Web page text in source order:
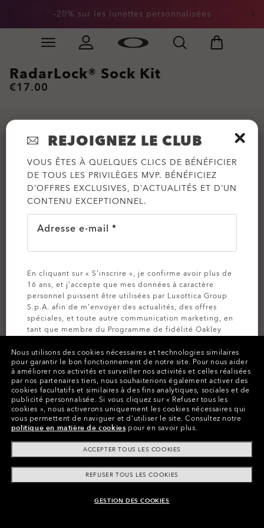
Skip to
-20% sur les lunettes personnalisées
-20 % sur les verres de rechange à l’achat d’une
paire de lunettes de soleil
Slide 1 of 2. -20% sur les lunettes personnalisées
AJOUTER AU PANIER
RadarLock® Sock Kit
€17.00
Couleurs (8) Orange
Payer par tranche
Nous utilisons des cookies nécessaires et technologies similaires
pour garantir le bon fonctionnement de notre site. Pour nous aider
à améliorer nos activités et surveiller nos activités et celles réalisées
par nos partenaires tiers, nous souhaiterions également activer des
cookies facultatifs et similaires à des fins analytiques, sociales et de
publicité personnalisée. Si vous cliquez sur « Refuser tous les
cookies », nous activerons uniquement les cookies nécessaires qui
vous permettent de naviguer et d'utiliser le site. Consultez notre
politique en matière de cookies pour en savoir plus.
ACCEPTER TOUS LES COOKIES
REFUSER TOUS LES COOKIES
GESTION DES COOKIES
REJOIGNEZ LE CLUB
VOUS ÊTES À QUELQUES CLICS DE BÉNÉFICIER
DE TOUS LES PRIVILÈGES MVP. BÉNÉFICIEZ
D’OFFRES EXCLUSIVES, D’ACTUALITÉS ET D’UN
CONTENU EXCEPTIONNEL.
Adresse e-mail *
En cliquant sur « S’inscrire », je confirme avoir plus de
16 ans, et j’accepte que mes données à caractère
personnel puissent être utilisées par Luxottica Group
S.p.A. afin de m’envoyer des actualités, des offres
spéciales, et toute autre communication marketing, en
tant que membre du Programme de fidélité Oakley
de Confidentialitépour plus d’informations).
INSCRIVEZ-VOUS